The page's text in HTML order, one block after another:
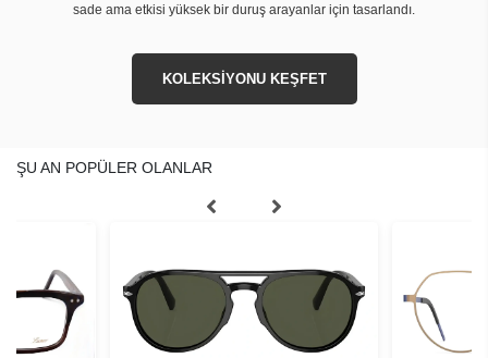
sade ama etkisi yüksek bir duruş arayanlar için tasarlandı.
KOLEKSİYONU KEŞFET
ŞU AN POPÜLER OLANLAR